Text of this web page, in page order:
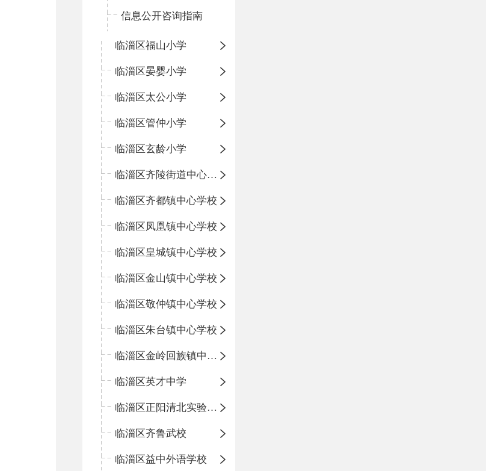
信息公开咨询指南
临淄区福山小学
临淄区晏婴小学
临淄区太公小学
临淄区管仲小学
临淄区玄龄小学
临淄区齐陵街道中心学校
临淄区齐都镇中心学校
临淄区凤凰镇中心学校
临淄区皇城镇中心学校
临淄区金山镇中心学校
临淄区敬仲镇中心学校
临淄区朱台镇中心学校
临淄区金岭回族镇中心学校
临淄区英才中学
临淄区正阳清北实验学校
临淄区齐鲁武校
临淄区益中外语学校